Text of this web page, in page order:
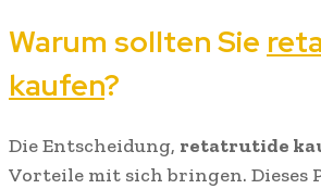
Warum sollten Sie
kaufen?
Die Entscheidung, retatrutide
Vorteile mit sich bringen. Dieses